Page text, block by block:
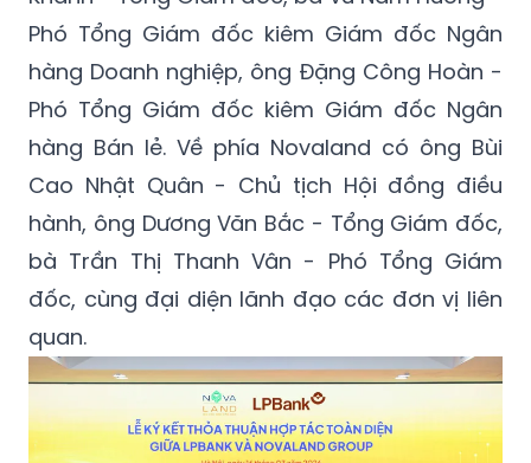
Phó Tổng Giám đốc kiêm Giám đốc Ngân
hàng Doanh nghiệp, ông Đặng Công Hoàn -
Phó Tổng Giám đốc kiêm Giám đốc Ngân
hàng Bán lẻ. Về phía Novaland có ông Bùi
Cao Nhật Quân - Chủ tịch Hội đồng điều
hành, ông Dương Văn Bắc - Tổng Giám đốc,
bà Trần Thị Thanh Vân - Phó Tổng Giám
đốc, cùng đại diện lãnh đạo các đơn vị liên
quan.